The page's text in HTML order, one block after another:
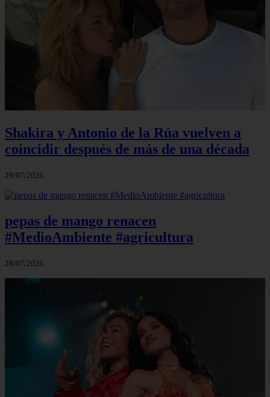
Shakira y Antonio de la Rúa vuelven a
coincidir después de más de una década
29/07/2026
pepas de mango renacen
#MedioAmbiente #agricultura
28/07/2026